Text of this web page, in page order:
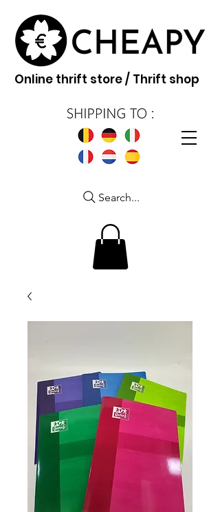
Online thrift store / Thrift shop
Search...